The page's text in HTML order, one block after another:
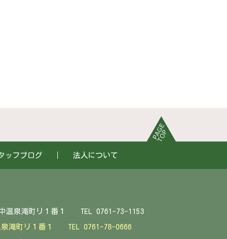
ッフブログ 法人について
１ TEL 0761-73-1153
滝町リ１番１ TEL 0761-78-0666